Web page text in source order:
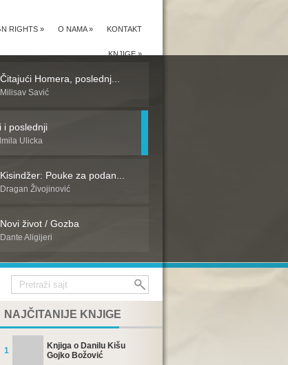
KONTAKT
O NAMA»
RIGHTS »
KNJIGE»
Čitajući Homera, poslednj...
Milisav Savić
i poslednji
Ulicka
Kisindžer: Pouke za podan...
Dragan Živojinović
Novi život / Gozba
Dante Aligijeri
NAJČITANIJE KNJIGE
1
Knjiga o Danilu Kišu
Gojko Božović